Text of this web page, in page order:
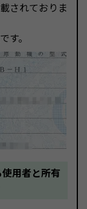
されておりま
す。
用者と所有